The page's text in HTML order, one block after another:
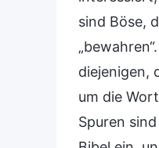
sind Böse,
diejenigen,
um die
Spuren